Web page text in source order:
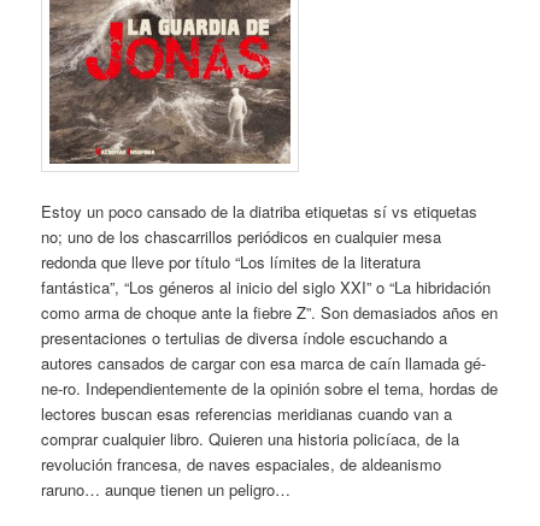
Estoy un poco cansado de la diatriba etiquetas sí vs etiquetas
no; uno de los chascarrillos periódicos en cualquier mesa
redonda que lleve por título “Los límites de la literatura
fantástica”, “Los géneros al inicio del siglo XXI” o “La hibridación
como arma de choque ante la fiebre Z”. Son demasiados años en
presentaciones o tertulias de diversa índole escuchando a
autores cansados de cargar con esa marca de caín llamada gé-
ne-ro. Independientemente de la opinión sobre el tema, hordas de
lectores buscan esas referencias meridianas cuando van a
comprar cualquier libro. Quieren una historia policíaca, de la
revolución francesa, de naves espaciales, de aldeanismo
raruno… aunque tienen un peligro…